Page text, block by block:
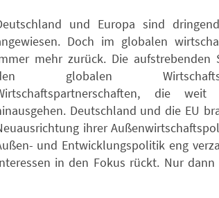
und Europa sind
Doch im globalen
mehr zurück. Die aufstrebenden
globalen
die
Deutschland und die EU
ihrer
und Entwicklungspolitik eng
in den Fokus rückt. Nur